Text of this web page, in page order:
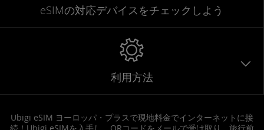
eSIMの対応デバイスをチェックしよう
利用方法
Ubigi eSIM ヨーロッパ・プラスで現地料金でインターネットに接